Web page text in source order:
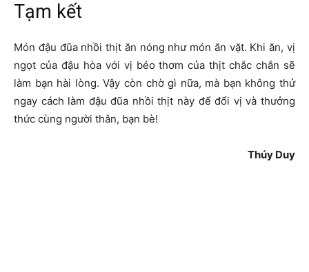
Tạm kết
Món đậu đũa nhồi thịt ăn nóng như món ăn vặt. Khi ăn, vị
ngọt của đậu hòa với vị béo thơm của thịt chắc chắn sẽ
làm bạn hài lòng. Vậy còn chờ gì nữa, mà bạn không thử
ngay cách làm đậu đũa nhồi thịt này để đổi vị và thưởng
thức cùng người thân, bạn bè!
Thúy Duy